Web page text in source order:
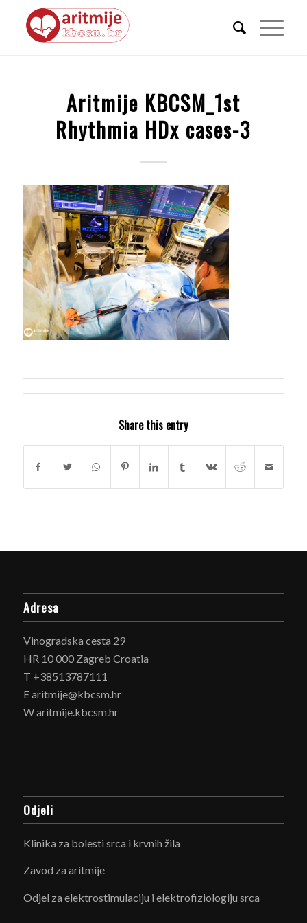
Aritmije KBCSM_1st
Rhythmia HDx cases-3
Share this entry
Adresa
Vinogradska cesta 29
HR 10 000 Zagreb Croatia
T +38513787111
E aritmije@kbcsm.hr
W aritmije.kbcsm.hr
Odjeli
Klinika za bolesti srca i krvnih žila
Zavod za aritmije
Odjel za elektrostimulaciju i elektrofiziologiju srca